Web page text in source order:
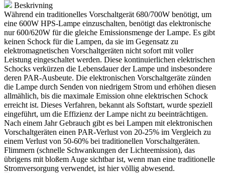
Beskrivning
Während ein traditionelles Vorschaltgerät 680/700W benötigt, um
eine 600W HPS-Lampe einzuschalten, benötigt das elektronische
nur 600/620W für die gleiche Emissionsmenge der Lampe. Es gibt
keinen Schock für die Lampen, da sie im Gegensatz zu
elektromagnetischen Vorschaltgeräten nicht sofort mit voller
Leistung eingeschaltet werden. Diese kontinuierlichen elektrischen
Schocks verkürzen die Lebensdauer der Lampe und insbesondere
deren PAR-Ausbeute. Die elektronischen Vorschaltgeräte zünden
die Lampe durch Senden von niedrigem Strom und erhöhen diesen
allmählich, bis die maximale Emission ohne elektrischen Schock
erreicht ist. Dieses Verfahren, bekannt als Softstart, wurde speziell
eingeführt, um die Effizienz der Lampe nicht zu beeinträchtigen.
Nach einem Jahr Gebrauch gibt es bei Lampen mit elektronischen
Vorschaltgeräten einen PAR-Verlust von 20-25% im Vergleich zu
einem Verlust von 50-60% bei traditionellen Vorschaltgeräten.
Flimmern (schnelle Schwankungen der Lichteemission), das
übrigens mit bloßem Auge sichtbar ist, wenn man eine traditionelle
Stromversorgung verwendet, ist hier völlig abwesend.